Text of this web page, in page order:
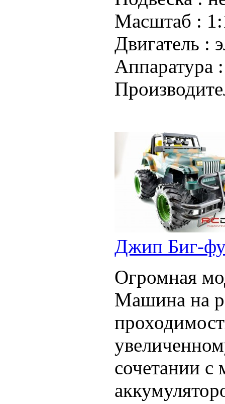
Масштаб :
Двигатель :
Аппаратура
Джип Биг-
Огромная
Машина на
сочетании